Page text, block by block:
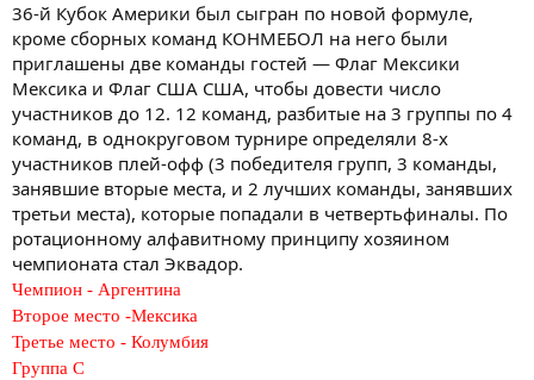
36-й Кубок Америки был сыгран по новой формуле,
кроме сборных команд КОНМЕБОЛ на него были
приглашены две команды гостей — Флаг Мексики
Мексика и Флаг США США, чтобы довести число
участников до 12. 12 команд, разбитые на 3 группы по 4
команд, в однокруговом турнире определяли 8-х
участников плей-офф (3 победителя групп, 3 команды,
занявшие вторые места, и 2 лучших команды, занявших
третьи места), которые попадали в четвертьфиналы. По
ротационному алфавитному принципу хозяином
чемпионата стал Эквадор.
Чемпион - Аргентина
Второе место -Мексика
Третье место - Колумбия
Группа C